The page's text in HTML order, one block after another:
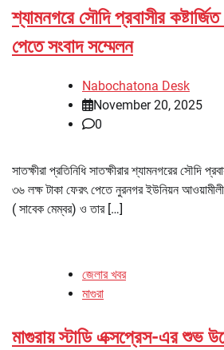
শ্যামনগরে সৌদি প্রবাসীর
পেতে সংবাদ সম্মেলন
Nabochatona Desk
November 20, 2025
0
সাতক্ষীরা প্রতিনিধি সাতক্ষীরার শ্যামনগরের সৌদি
৩৬ লক্ষ টাকা ফেরৎ পেতে নুরনগর ইউনিয়ন
( সাবেক মেম্বর) ও তার […]
জেলার খবর
মাগুরা
মাগুরায় স্টাডি এক্সপ্রেস-এর শুভ